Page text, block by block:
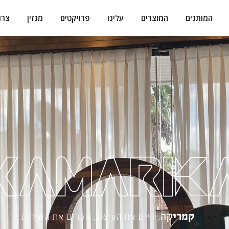
המותגים המוצרים עלינו פרויקטים מגזין